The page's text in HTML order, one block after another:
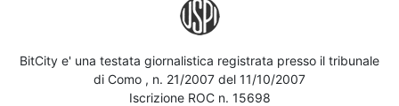
BitCity e' una testata giornalistica registrata presso il tribunale
di Como , n. 21/2007 del 11/10/2007
Iscrizione ROC n. 15698